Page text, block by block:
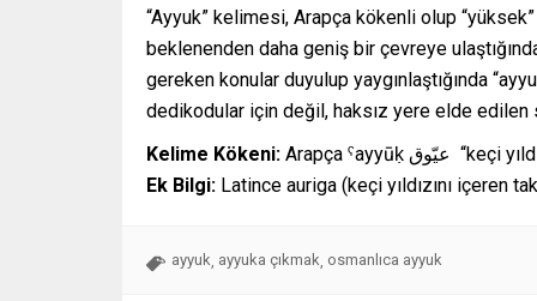
“Ayyuk” kelimesi, Arapça kökenli olup
beklenenden daha geniş bir çevreye
gereken konular duyulup yaygınlaştığında
dedikodular için değil, haksız yere elde edilen
Kelime Kökeni:
“keçi
Ek Bilgi: Latince auriga (keçi yıldızını içeren
ayyuk, ayyuka çıkmak, osmanlıca ayyuk